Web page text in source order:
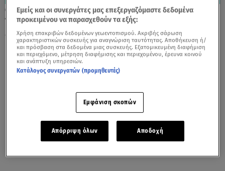
26.06.24, 13:29
Τα τηλεοπτικά πρόσωπα που μένουν
«μετέωρα» για την επόμενη σεζόν
Εμείς και οι συνεργάτες μας επεξεργαζόμαστε δεδομένα
προκειμένου να παρασχεθούν τα εξής:
Χρήση επακριβών δεδομένων γεωεντοπισμού. Ακριβής σάρωση
χαρακτηριστικών συσκευής για αναγνώριση ταυτότητας. Αποθήκευση ή/
και πρόσβαση στα δεδομένα μιας συσκευής. Εξατομικευμένη διαφήμιση
και περιεχόμενο, μέτρηση διαφήμισης και περιεχομένου, έρευνα κοινού
και ανάπτυξη υπηρεσιών.
Κατάλογος συνεργατών (προμηθευτές)
Εμφάνιση σκοπών
Απόρριψη όλων Αποδοχή